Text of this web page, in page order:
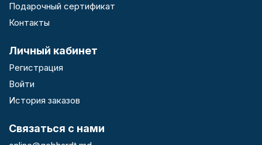
Подарочный сертификат
Контакты
Личный кабинет
Регистрация
Войти
История заказов
Связаться с нами